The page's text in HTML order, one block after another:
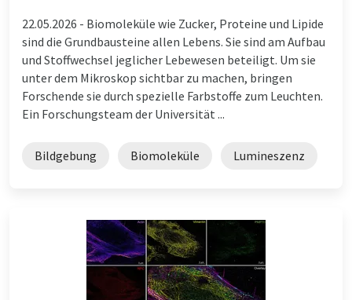
22.05.2026 - Biomoleküle wie Zucker, Proteine und Lipide
sind die Grundbausteine allen Lebens. Sie sind am Aufbau
und Stoffwechsel jeglicher Lebewesen beteiligt. Um sie
unter dem Mikroskop sichtbar zu machen, bringen
Forschende sie durch spezielle Farbstoffe zum Leuchten.
Ein Forschungsteam der Universität ...
Bildgebung Biomoleküle Lumineszenz